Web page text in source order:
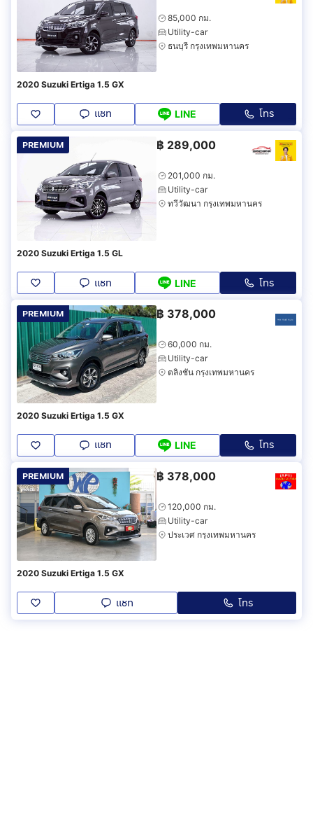
85,000 กม.
Utility-car
ธนบุรี กรุงเทพมหานคร
2020 Suzuki Ertiga 1.5 GX
แชท LINE โทร
PREMIUM ฿ 289,000
201,000 กม.
Utility-car
ทวีวัฒนา กรุงเทพมหานคร
2020 Suzuki Ertiga 1.5 GL
แชท LINE โทร
PREMIUM ฿ 378,000
60,000 กม.
Utility-car
ตลิ่งชัน กรุงเทพมหานคร
2020 Suzuki Ertiga 1.5 GX
แชท LINE โทร
PREMIUM ฿ 378,000
120,000 กม.
Utility-car
ประเวศ กรุงเทพมหานคร
2020 Suzuki Ertiga 1.5 GX
แชท โทร